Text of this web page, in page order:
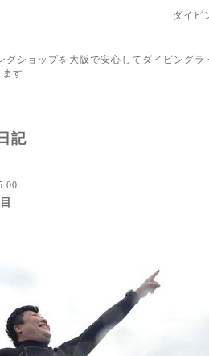
ダイ
ショップを大阪で安心してダイビング
す
記